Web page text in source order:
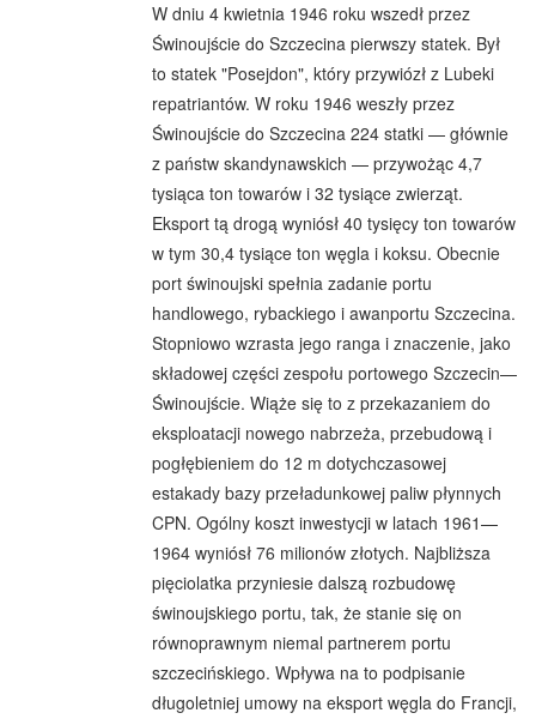
W dniu 4 kwietnia 1946 roku wszedł przez
Świnoujście do Szczecina pierwszy statek. Był
to statek "Posejdon", który przywiózł z Lubeki
repatriantów. W roku 1946 weszły przez
Świnoujście do Szczecina 224 statki — głównie
z państw skandynawskich — przywożąc 4,7
tysiąca ton towarów i 32 tysiące zwierząt.
Eksport tą drogą wyniósł 40 tysięcy ton towarów
w tym 30,4 tysiące ton węgla i koksu. Obecnie
port świnoujski spełnia zadanie portu
handlowego, rybackiego i awanportu Szczecina.
Stopniowo wzrasta jego ranga i znaczenie, jako
składowej części zespołu portowego Szczecin—
Świnoujście. Wiąże się to z przekazaniem do
eksploatacji nowego nabrzeża, przebudową i
pogłębieniem do 12 m dotychczasowej
estakady bazy przeładunkowej paliw płynnych
CPN. Ogólny koszt inwestycji w latach 1961—
1964 wyniósł 76 milionów złotych. Najbliższa
pięciolatka przyniesie dalszą rozbudowę
świnoujskiego portu, tak, że stanie się on
równoprawnym niemal partnerem portu
szczecińskiego. Wpływa na to podpisanie
długoletniej umowy na eksport węgla do Francji,